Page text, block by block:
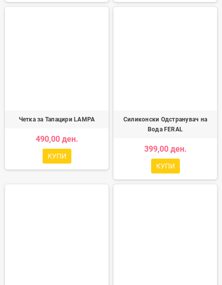
Четка за Тапацири LAMPA
490,00 ден.
КУПИ
Силиконски Одстранувач на
Вода FERAL
399,00 ден.
КУПИ